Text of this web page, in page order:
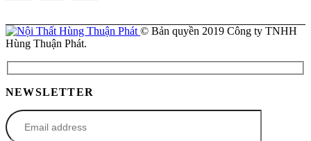
© Bản quyền 2019 Công ty TNHH
Hùng Thuận Phát.
NEWSLETTER